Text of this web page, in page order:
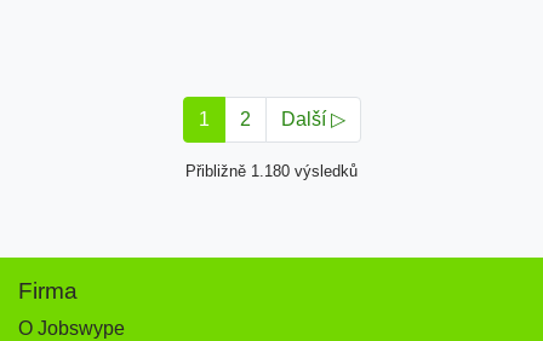
1 2 Další ▷
Přibližně 1.180 výsledků
Firma
O Jobswype